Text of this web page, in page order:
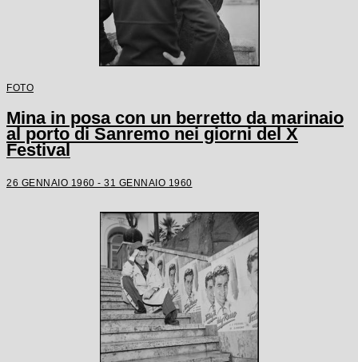
FOTO
Mina in posa con un berretto da marinaio
al porto di Sanremo nei giorni del X
Festival
26 GENNAIO 1960 - 31 GENNAIO 1960